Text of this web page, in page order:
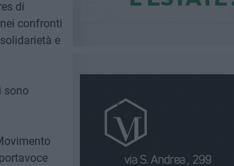
di
confronti
e
sono